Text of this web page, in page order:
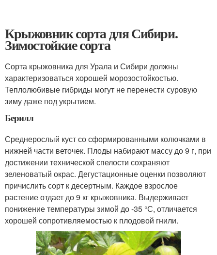
Крыжовник сорта для Сибири.
Зимостойкие сорта
Сорта крыжовника для Урала и Сибири должны
характеризоваться хорошей морозостойкостью.
Теплолюбивые гибриды могут не перенести суровую
зиму даже под укрытием.
Берилл
Среднерослый куст со сформированными колючками в
нижней части веточек. Плоды набирают массу до 9 г, при
достижении технической спелости сохраняют
зеленоватый окрас. Дегустационные оценки позволяют
причислить сорт к десертным. Каждое взрослое
растение отдает до 9 кг крыжовника. Выдерживает
понижение температуры зимой до -35 °С, отличается
хорошей сопротивляемостью к плодовой гнили.